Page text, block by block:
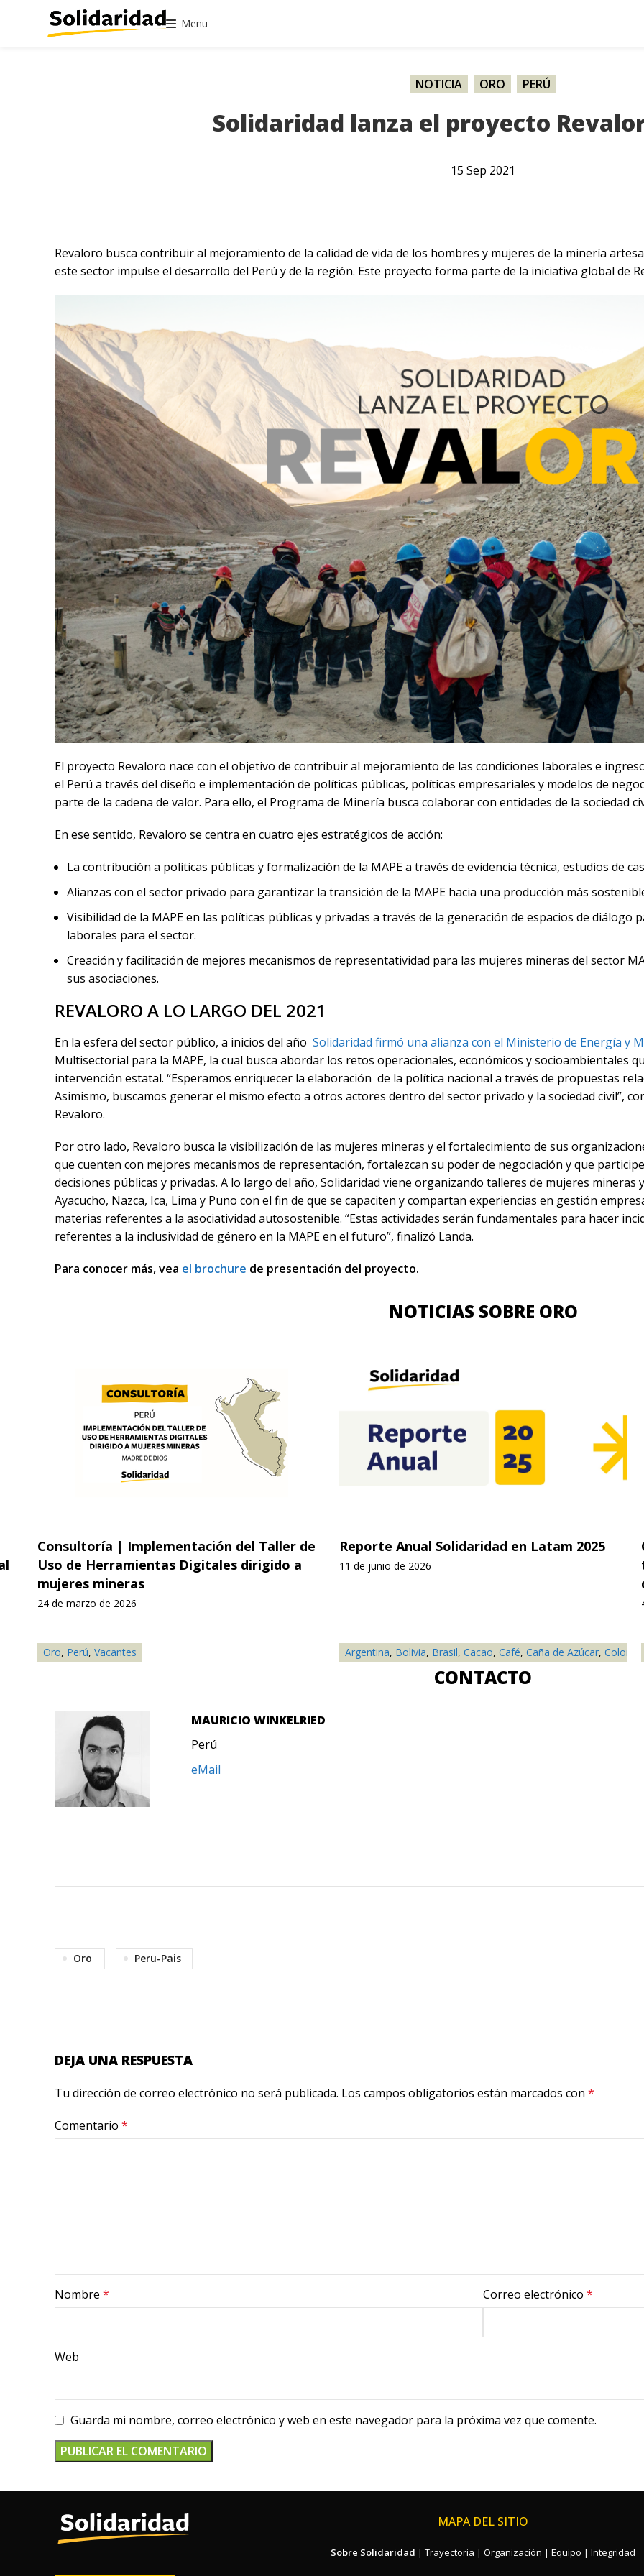
Menu
NOTICIA ORO PERÚ
Solidaridad lanza el proyecto
15 Sep 2021
Revaloro busca contribuir al mejoramiento de la calidad de vida de los hombres y mujeres de la minería
este sector impulse el desarrollo del Perú y de la región. Este proyecto forma parte de la iniciativa global de
El proyecto Revaloro nace con el objetivo de contribuir al mejoramiento de las condiciones laborales e
el Perú a través del diseño e implementación de políticas públicas, políticas empresariales y modelos de
parte de la cadena de valor. Para ello, el Programa de Minería busca colaborar con entidades de la sociedad
En ese sentido, Revaloro se centra en cuatro ejes estratégicos de acción:
La contribución a políticas públicas y formalización de la MAPE a través de evidencia técnica, estudios de
Alianzas con el sector privado para garantizar la transición de la MAPE hacia una producción más
Visibilidad de la MAPE en las políticas públicas y privadas a través de la generación de espacios de
laborales para el sector.
Creación y facilitación de mejores mecanismos de representatividad para las mujeres mineras del sector
sus asociaciones.
REVALORO A LO LARGO DEL 2021
En la esfera del sector público, a inicios del año Solidaridad firmó una alianza con el Ministerio de Energía y
Multisectorial para la MAPE, la cual busca abordar los retos operacionales, económicos y socioambientales
intervención estatal. “Esperamos enriquecer la elaboración de la política nacional a través de propuestas
Asimismo, buscamos generar el mismo efecto a otros actores dentro del sector privado y la sociedad civil”,
Revaloro.
Por otro lado, Revaloro busca la visibilización de las mujeres mineras y el fortalecimiento de sus
que cuenten con mejores mecanismos de representación, fortalezcan su poder de negociación y que
decisiones públicas y privadas. A lo largo del año, Solidaridad viene organizando talleres de mujeres
Ayacucho, Nazca, Ica, Lima y Puno con el fin de que se capaciten y compartan experiencias en gestión
materias referentes a la asociatividad autosostenible. “Estas actividades serán fundamentales para hacer
referentes a la inclusividad de género en la MAPE en el futuro”, finalizó Landa.
Para conocer más, vea el brochure de presentación del proyecto.
NOTICIAS SOBRE ORO
Argentina, Bolivia, Brasil, Cacao, Café, Caña de Azúcar,
Reporte Anual Solidaridad en Latam 2025
11 de junio de 2026
Oro, Perú, Vacantes
Consultoría | Implementación del Taller de
Uso de Herramientas Digitales dirigido a
mujeres mineras
24 de marzo de 2026
CONTACTO
MAURICIO WINKELRIED
Perú
eMail
Oro Peru-Pais
DEJA UNA RESPUESTA
Tu dirección de correo electrónico no será publicada. Los campos obligatorios están marcados con *
Comentario *
Nombre * Correo electrónico *
Web
Guarda mi nombre, correo electrónico y web en este navegador para la próxima vez que comente.
MAPA DEL SITIO
Sobre Solidaridad | Trayectoria | Organización | Equipo | Integridad